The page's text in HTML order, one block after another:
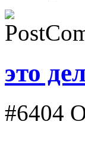
это
#6404